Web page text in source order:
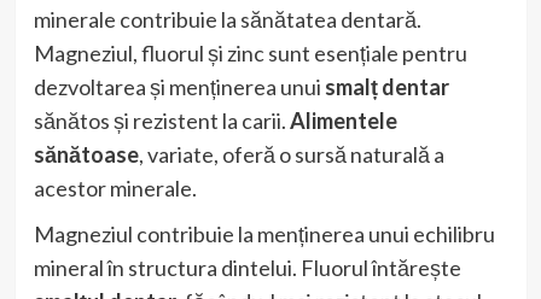
minerale contribuie la sănătatea dentară.
Magneziul, fluorul și zinc sunt esențiale pentru
dezvoltarea și menținerea unui smalț dentar
sănătos și rezistent la carii.Alimentele
sănătoase, variate, oferă o sursă naturală a
acestor minerale.
Magneziul contribuie la menținerea unui echilibru
mineral în structura dintelui. Fluorul întărește